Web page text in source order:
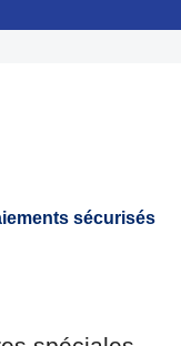
sécurisés